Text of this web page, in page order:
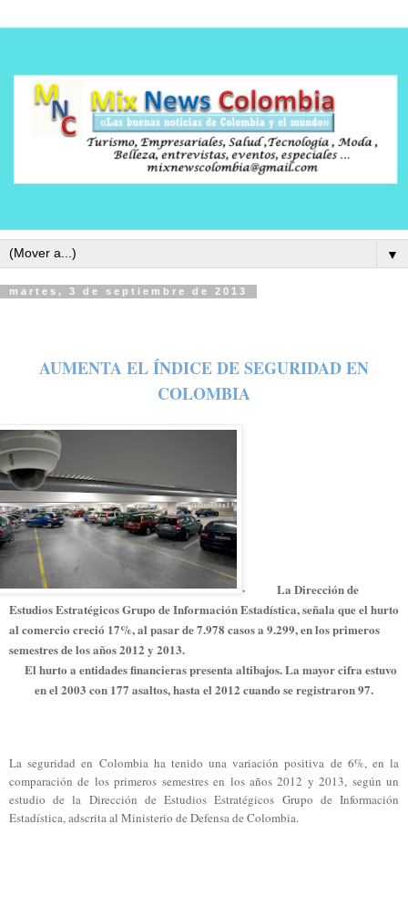
▼
martes, 3 de septiembre de 2013
AUMENTA EL ÍNDICE DE SEGURIDAD EN
COLOMBIA
·
La Dirección de
Estudios Estratégicos Grupo de Información Estadística, señala que el hurto
al comercio creció 17%, al pasar de 7.978 casos a 9.299, en los primeros
semestres de los años 2012 y 2013.
El hurto a entidades financieras presenta altibajos. La mayor cifra estuvo
en el 2003 con 177 asaltos, hasta el 2012 cuando se registraron 97.
La seguridad en Colombia ha tenido una variación positiva de 6%, en la
comparación de los primeros semestres en los años 2012 y 2013, según un
estudio de la Dirección de Estudios Estratégicos Grupo de Información
Estadística, adscrita al Ministerio de Defensa de Colombia.